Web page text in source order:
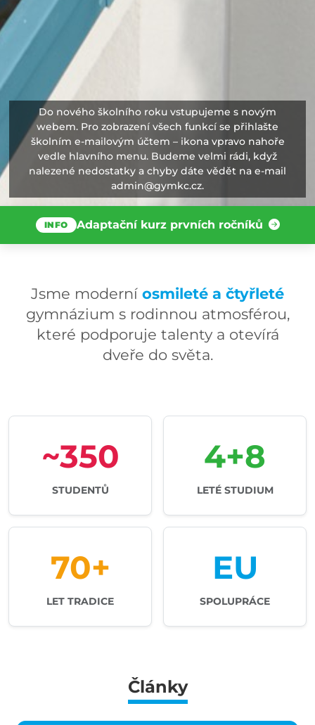
Do nového školního roku vstupujeme s novým
webem. Pro zobrazení všech funkcí se přihlašte
školním e-mailovým účtem – ikona vpravo nahoře
vedle hlavního menu. Budeme velmi rádi, když
nalezené nedostatky a chyby dáte vědět na e-mail
admin@gymkc.cz.
INFO Adaptační kurz prvních ročníků
Jsme moderní osmileté a čtyřleté
gymnázium s rodinnou atmosférou,
které podporuje talenty a otevírá
dveře do světa.
~350
STUDENTŮ
4+8
LETÉ STUDIUM
70+
LET TRADICE
EU
SPOLUPRÁCE
Články